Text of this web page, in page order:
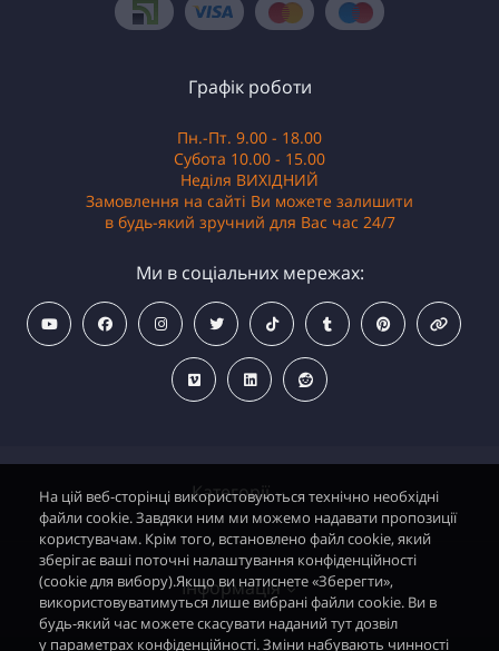
Категорії
Водонагрівачі електричні
Димохідні газові колонки
Інформація
Графік роботи
Пн.-Пт. 9.00 - 18.00
Субота 10.00 - 15.00
Неділя ВИХІДНИЙ
Замовлення на сайті Ви можете залишити
в будь-який зручний для Вас час 24/7
Ми в соціальних мережах:
На цій веб-сторінці використовуються технічно необхідні
файли cookie. Завдяки ним ми можемо надавати пропозиції
користувачам. Крім того, встановлено файл cookie, який
зберігає ваші поточні налаштування конфіденційності
(cookie для вибору).Якщо ви натиснете «Зберегти»,
використовуватимуться лише вибрані файли cookie. Ви в
будь-який час можете скасувати наданий тут дозвіл
у параметрах конфіденційності. Зміни набувають чинності